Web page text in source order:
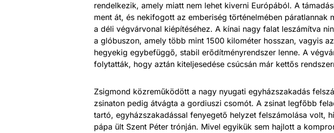
rendelkezik, amely miatt nem lehet kiverni Európából. A
ment át, és nekifogott az emberiség történelmében páratlannak
a déli végvárvonal kiépítéséhez. A kínai nagy falat leszámítva
a glóbuszon, amely több mint 1500 kilométer hosszan, vagyis
hegyekig egybefüggő, stabil erődítményrendszer lenne. A
folytatták, hogy aztán kiteljesedése csúcsán már kettős
Zsigmond közreműködött a nagy nyugati egyházszakadás
zsinaton pedig átvágta a gordiuszi csomót. A zsinat legfőbb
tartó, egyházszakadással fenyegető helyzet felszámolása volt,
pápa ült Szent Péter trónján. Mivel egyikük sem hajlott a